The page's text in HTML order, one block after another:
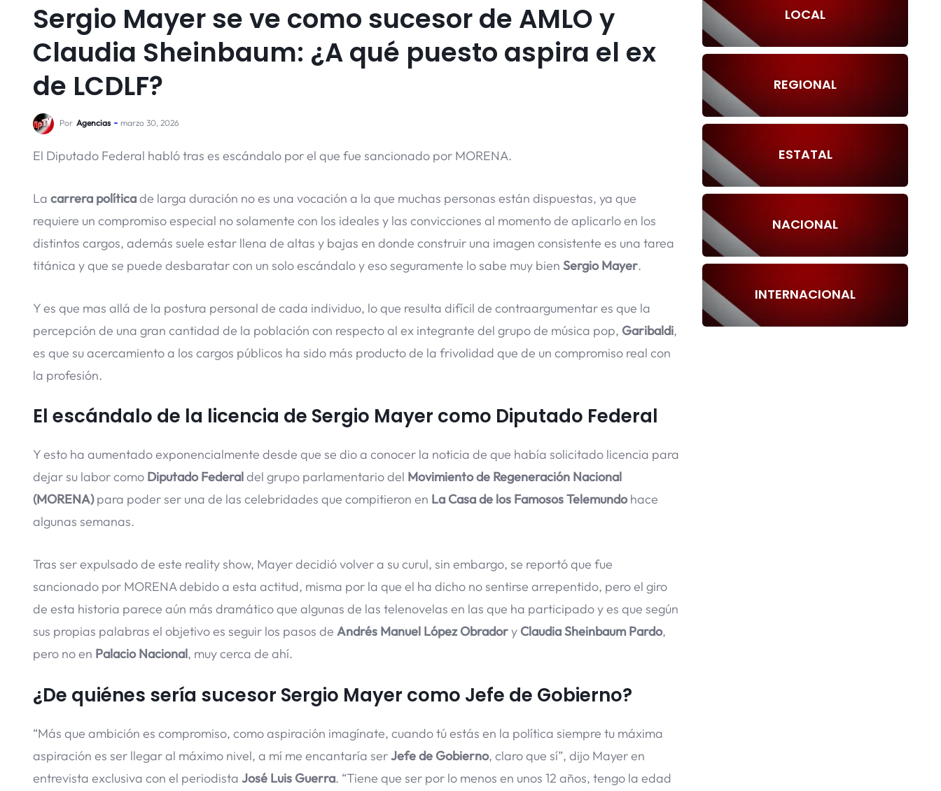
Sergio Mayer se ve como sucesor de AMLO y
Claudia Sheinbaum: ¿A qué puesto aspira el ex
de LCDLF?
Por Agencias marzo 30, 2026
El Diputado Federal habló tras es escándalo por el que fue sancionado por MORENA.
La carrera políticade larga duración no es una vocación a la que muchas personas están dispuestas, ya que
requiere un compromiso especial no solamente con los ideales y las convicciones al momento de aplicarlo en los
distintos cargos, además suele estar llena de altas y bajas en donde construir una imagen consistente es una tarea
titánica y que se puede desbaratar con un solo escándalo y eso seguramente lo sabe muy bien Sergio Mayer.
Y es que mas allá de la postura personal de cada individuo, lo que resulta difícil de contraargumentar es que la
percepción de una gran cantidad de la población con respecto al ex integrante del grupo de música pop, Garibaldi,
es que su acercamiento a los cargos públicos ha sido más producto de la frivolidad que de un compromiso real con
la profesión.
El escándalo de la licencia de Sergio Mayer como Diputado Federal
Y esto ha aumentado exponencialmente desde que se dio a conocer la noticia de que había solicitado licencia para
dejar su labor como Diputado Federaldel grupo parlamentario del Movimiento de Regeneración Nacional
(MORENA)para poder ser una de las celebridades que compitieron en La Casa de los Famosos Telemundohace
algunas semanas.
Tras ser expulsado de este reality show, Mayer decidió volver a su curul, sin embargo, se reportó que fue
sancionado por MORENA debido a esta actitud, misma por la que el ha dicho no sentirse arrepentido, pero el giro
de esta historia parece aún más dramático que algunas de las telenovelas en las que ha participado y es que según
sus propias palabras el objetivo es seguir los pasos de Andrés Manuel López Obradory Claudia Sheinbaum Pardo,
pero no en Palacio Nacional, muy cerca de ahí.
¿De quiénes sería sucesor Sergio Mayer como Jefe de Gobierno?
“Más que ambición es compromiso, como aspiración imagínate, cuando tú estás en la política siempre tu máxima
aspiración es ser llegar al máximo nivel, a mí me encantaría serJefe de Gobierno, claro que sí”, dijo Mayer en
entrevista exclusiva con el periodista José Luis Guerra. “Tiene que ser por lo menos en unos 12 años, tengo la edad
LOCAL
REGIONAL
ESTATAL
NACIONAL
INTERNACIONAL